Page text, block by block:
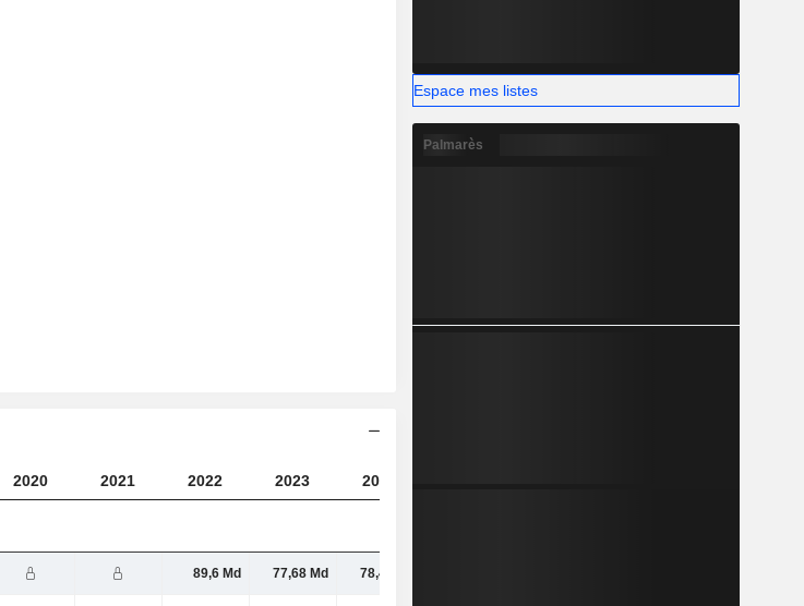
2020 2021 2022 2023 2024
89,6 Md 77,68 Md 78,45 Md
Espace mes listes
Palmarès